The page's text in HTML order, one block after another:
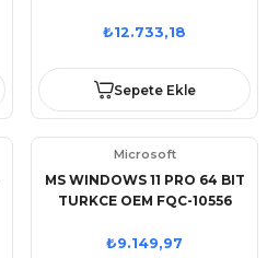
₺12.733,18
Sepete Ekle
Microsoft
MS WINDOWS 11 PRO 64 BIT
TURKCE OEM FQC-10556
₺9.149,97